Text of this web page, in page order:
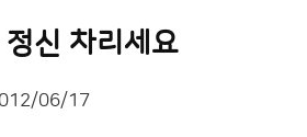
신 차리세요
06/17